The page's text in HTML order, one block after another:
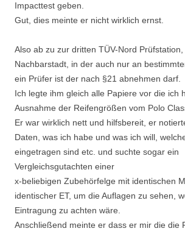
Impacttest geben.
Gut, dies meinte er nicht wirklich ernst.
Also ab zu zur dritten TÜV-Nord
Nachbarstadt, in der auch nur an
ein Prüfer ist der nach §21 abnehmen darf.
Ich legte ihm gleich alle Papiere vor die ich
Ausnahme der Reifengrößen vom Polo
Er war wirklich nett und hilfsbereit, er
Daten, was ich habe und was ich will,
eingetragen sind etc. und suchte sogar ein
Vergleichsgutachten einer
x-beliebigen Zubehörfelge mit identischen
identischer ET, um die Auflagen zu sehen,
Eintragung zu achten wäre.
Anschließend meinte er dass er mir die die